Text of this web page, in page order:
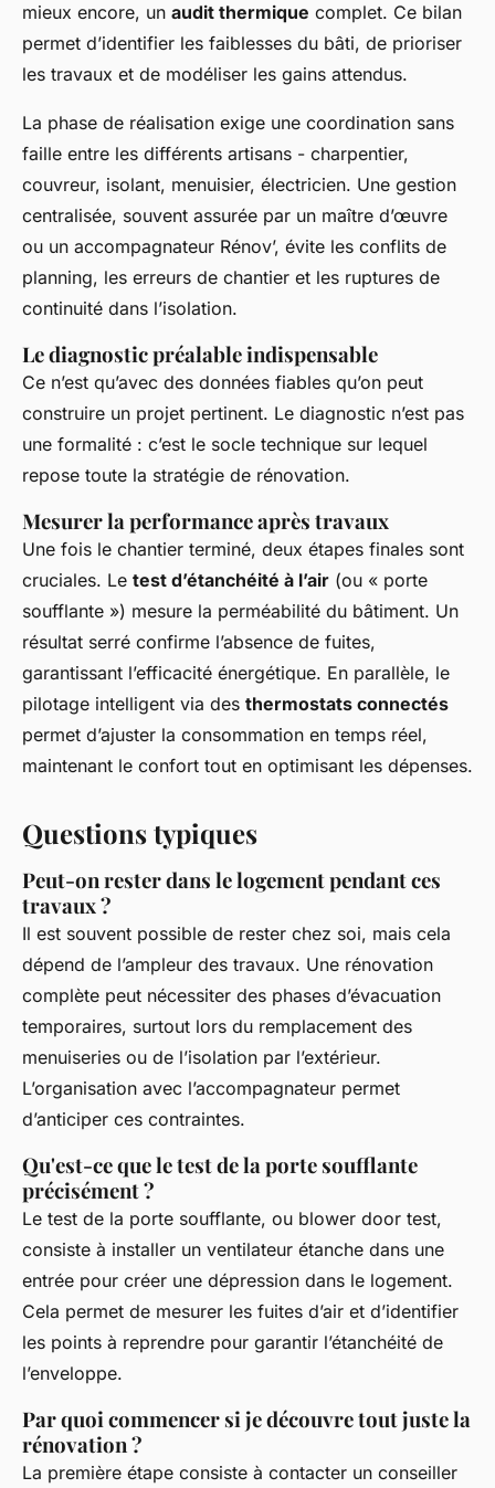
mieux encore, un audit thermique complet. Ce bilan
permet d’identifier les faiblesses du bâti, de prioriser
les travaux et de modéliser les gains attendus.
La phase de réalisation exige une coordination sans
faille entre les différents artisans - charpentier,
couvreur, isolant, menuisier, électricien. Une gestion
centralisée, souvent assurée par un maître d’œuvre
ou un accompagnateur Rénov’, évite les conflits de
planning, les erreurs de chantier et les ruptures de
continuité dans l’isolation.
Le diagnostic préalable indispensable
Ce n’est qu’avec des données fiables qu’on peut
construire un projet pertinent. Le diagnostic n’est pas
une formalité : c’est le socle technique sur lequel
repose toute la stratégie de rénovation.
Mesurer la performance après travaux
Une fois le chantier terminé, deux étapes finales sont
cruciales. Le test d’étanchéité à l’air (ou « porte
soufflante ») mesure la perméabilité du bâtiment. Un
résultat serré confirme l’absence de fuites,
garantissant l’efficacité énergétique. En parallèle, le
pilotage intelligent via des thermostats connectés
permet d’ajuster la consommation en temps réel,
maintenant le confort tout en optimisant les dépenses.
Questions typiques
Peut-on rester dans le logement pendant ces
travaux ?
Il est souvent possible de rester chez soi, mais cela
dépend de l’ampleur des travaux. Une rénovation
complète peut nécessiter des phases d’évacuation
temporaires, surtout lors du remplacement des
menuiseries ou de l’isolation par l’extérieur.
L’organisation avec l’accompagnateur permet
d’anticiper ces contraintes.
Qu'est-ce que le test de la porte soufflante
précisément ?
Le test de la porte soufflante, ou blower door test,
consiste à installer un ventilateur étanche dans une
entrée pour créer une dépression dans le logement.
Cela permet de mesurer les fuites d’air et d’identifier
les points à reprendre pour garantir l’étanchéité de
l’enveloppe.
Par quoi commencer si je découvre tout juste la
rénovation ?
La première étape consiste à contacter un conseiller